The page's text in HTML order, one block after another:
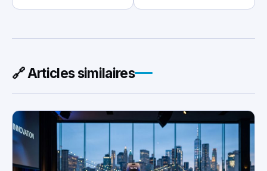
🔗 Articles similaires